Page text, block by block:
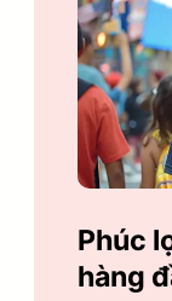
Phúc
hàng